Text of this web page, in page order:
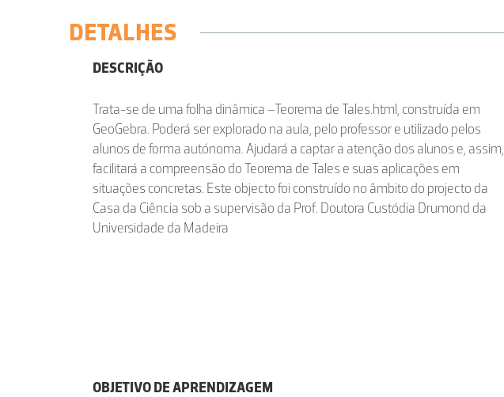
DETALHES
DESCRIÇÃO
Trata-se de uma folha dinâmica –Teorema de Tales.html, construída em
GeoGebra. Poderá ser explorado na aula, pelo professor e utilizado pelos
alunos de forma autónoma. Ajudará a captar a atenção dos alunos e, assim,
facilitará a compreensão do Teorema de Tales e suas aplicações em
situações concretas. Este objecto foi construído no âmbito do projecto da
Casa da Ciência sob a supervisão da Prof. Doutora Custódia Drumond da
Universidade da Madeira
OBJETIVO DE APRENDIZAGEM